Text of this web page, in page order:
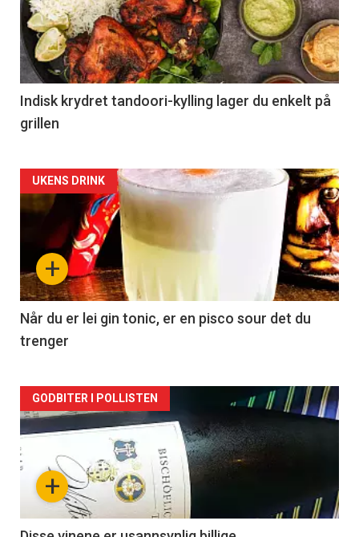
Indisk krydret tandoori-kylling lager du enkelt på
grillen
Forsiden
akkurat
nå
-
2
+
UKENS DRINK
Når du er lei gin tonic, er en pisco sour det du
trenger
Forsiden
akkurat
nå+
GODBITER I POLLISTEN